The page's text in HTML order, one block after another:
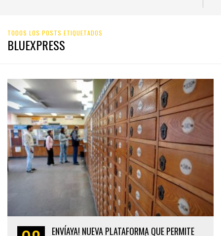
TODOS LOS POSTS ETIQUETADOS
BLUEXPRESS
ENVÍAYA! NUEVA PLATAFORMA QUE PERMITE